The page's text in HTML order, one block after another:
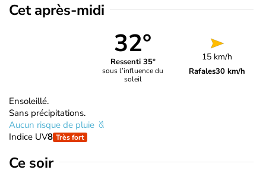
Cet après-midi
32°
Ressenti 35°
sous l’influence du
soleil
15 km/h
Rafales30 km/h
Ensoleillé.
Sans précipitations.
Aucun risque de pluie
Indice UV8 Très fort
Ce soir